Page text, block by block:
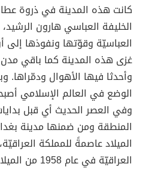
كانت هذه المدينة في ذروة
الخليفة العباسي هارون
غزى هذه المدينة كما باقي مدن
وأحدثا فيها الأهوال
الوضع في العالم الإسلامي
وفي العصر الحديث أي قبل
الميلاد عاصمةً للمملكة
العراقيّة في عام 1958 من الميلاد.